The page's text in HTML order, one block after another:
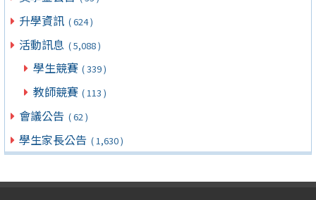
升學資訊 ( 624 )
活動訊息 ( 5,088 )
學生競賽 ( 339 )
教師競賽 ( 113 )
會議公告 ( 62 )
學生家長公告 ( 1,630 )